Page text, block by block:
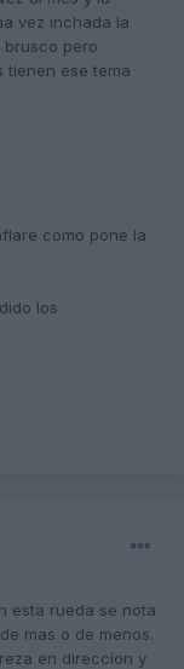
vez inchada la
brusco pero
tienen ese tema
como pone la
los
esta rueda se nota
mas o de menos.
en direccion y